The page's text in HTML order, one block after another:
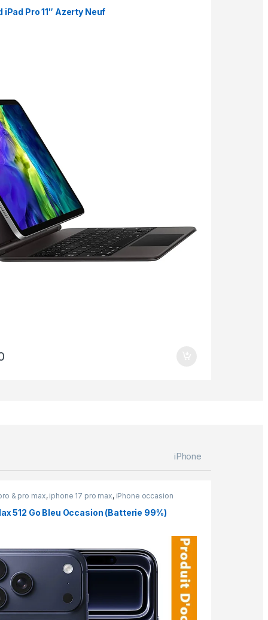
iPad Pro 11″ Azerty Neuf
iPhone
& pro max, iphone 17 pro max, iPhone occasion
512 Go Bleu Occasion (Batterie 99%)